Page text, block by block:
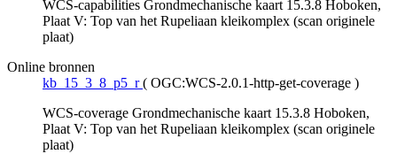
WCS-capabilities Grondmechanische kaart 15.3.8 Hoboken,
Plaat V: Top van het Rupeliaan kleikomplex (scan originele
plaat)
Online bronnen
kb_15_3_8_p5_r ( OGC:WCS-2.0.1-http-get-coverage )
WCS-coverage Grondmechanische kaart 15.3.8 Hoboken,
Plaat V: Top van het Rupeliaan kleikomplex (scan originele
plaat)